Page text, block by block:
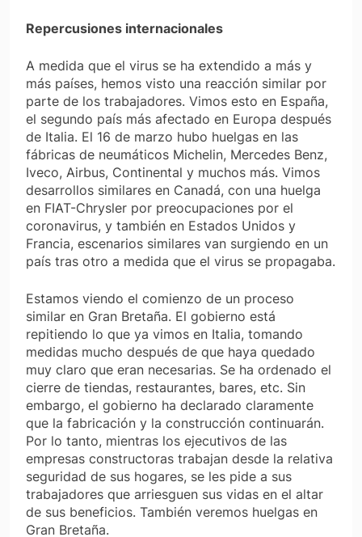
Repercusiones internacionales
A medida que el virus se ha extendido a más y
más países, hemos visto una reacción similar por
parte de los trabajadores. Vimos esto en España,
el segundo país más afectado en Europa después
de Italia. El 16 de marzo hubo huelgas en las
fábricas de neumáticos Michelin, Mercedes Benz,
Iveco, Airbus, Continental y muchos más. Vimos
desarrollos similares en Canadá, con una huelga
en FIAT-Chrysler por preocupaciones por el
coronavirus, y también en Estados Unidos y
Francia, escenarios similares van surgiendo en un
país tras otro a medida que el virus se propagaba.
Estamos viendo el comienzo de un proceso
similar en Gran Bretaña. El gobierno está
repitiendo lo que ya vimos en Italia, tomando
medidas mucho después de que haya quedado
muy claro que eran necesarias. Se ha ordenado el
cierre de tiendas, restaurantes, bares, etc. Sin
embargo, el gobierno ha declarado claramente
que la fabricación y la construcción continuarán.
Por lo tanto, mientras los ejecutivos de las
empresas constructoras trabajan desde la relativa
seguridad de sus hogares, se les pide a sus
trabajadores que arriesguen sus vidas en el altar
de sus beneficios. También veremos huelgas en
Gran Bretaña.